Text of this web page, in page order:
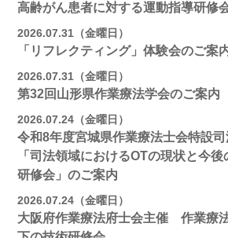
高齢がん患者に対する運動指導研修
2026.07.31（金曜日）
「リフレクティング」体験会のご案
2026.07.31（金曜日）
第32回山形県作業療法学会のご案内
2026.07.24（金曜日）
令和8年度宮城県作業療法士会特設
「司法領域におけるOTの現状と今
研修会」のご案内
2026.07.24（金曜日）
大阪府作業療法府士会主催 作業療